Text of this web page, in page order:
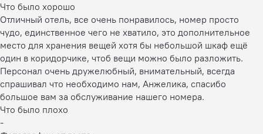
Что было хорошо
Отличный отель, все очень понравилось, номер просто
чудо, единственное чего не хватило, это дополнительное
место для хранения вещей хотя бы небольшой шкаф ещё
один в коридорчике, чтоб вещи можно было разложить.
Персонал очень дружелюбный, внимательный, всегда
спрашивал что необходимо нам, Анжелика, спасибо
большое вам за обслуживание нашего номера.
Что было плохо
-